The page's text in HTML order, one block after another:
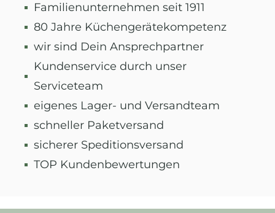
Familienunternehmen seit 1911
80 Jahre Küchengerätekompetenz
wir sind Dein Ansprechpartner
Kundenservice durch unser
Serviceteam
eigenes Lager- und Versandteam
schneller Paketversand
sicherer Speditionsversand
TOP Kundenbewertungen